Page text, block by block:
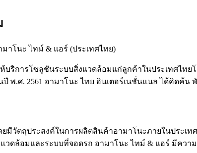
าโนะ ไทม์ & แอร์ (ประเทศไทย)
บริการโซลูชันระบบสิ่งแวดล้อมแก่ลูกค้าในประเทศไท
.ศ. 2561 อามาโนะ ไทย อินเตอร์เนชั่นแนล ได้คิดค้น
ยมีวัตถุประสงค์ในการผลิตสินค้าอามาโนะภายในประ
วดล้อมและระบบที่จอดรถ อามาโนะ ไทม์ & แอร์ มีค